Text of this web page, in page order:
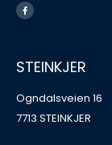
STEINKJER
Ogndalsveien 16
7713 STEINKJER